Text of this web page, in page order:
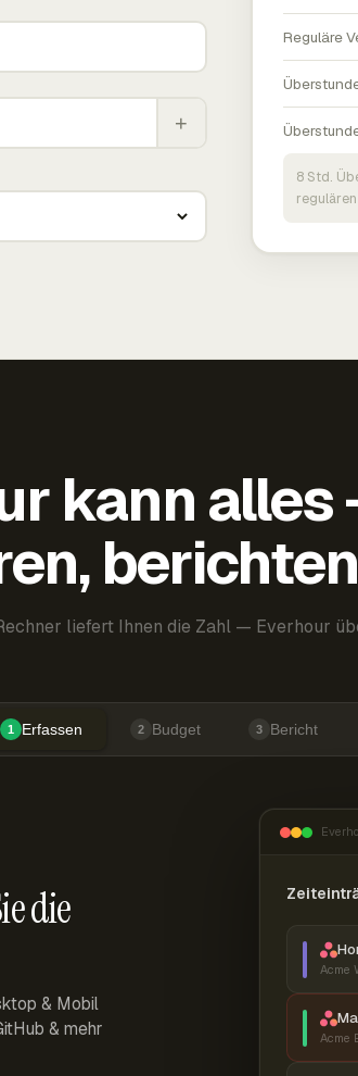
+
Reguläre
8 Std.
kann
liefert Ihnen die Zahl — Everhour
1 Erfassen 2 Budget 3 Bericht
die
& Mobil
& mehr
Acme
Acme